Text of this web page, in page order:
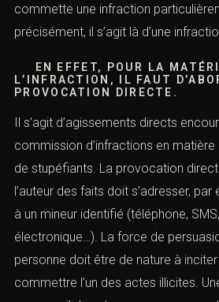
commette une infraction
précisément, il s’agit là d’une
EN EFFET, POUR LA
L’
INFRACTION , IL FAUT
PROVOCATION DIRECTE.
Il s’agit d’agissements directs
commission d’infractions en matière
de stupéfiants. La provocation
l’auteur des faits doit s’adresser,
à un mineur identifié (téléphone,
électronique…). La force de
personne doit être de nature à
commettre l’un des actes illicites.